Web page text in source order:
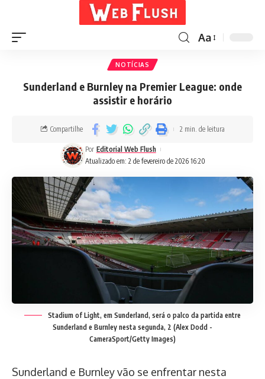
Aa
NOTÍCIAS
Sunderland e Burnley na Premier League: onde
assistir e horário
Atualizado em: 2 de fevereiro de 2026 16:20
Por Editorial Web Flush
Compartilhe 2 min. de leitura
Stadium of Light, em Sunderland, será o palco da partida entre
Sunderland e Burnley nesta segunda, 2 (Alex Dodd -
CameraSport/Getty Images)
Sunderland e Burnley vão se enfrentar nesta